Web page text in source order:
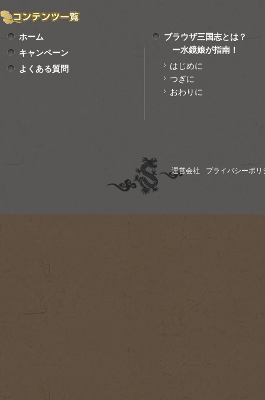
ホーム
キャンペーン
よくある質問
ブラウザ三国志とは？
ー水鏡娘が指南！
はじめに
つぎに
おわりに
運営会社 プライバシーポリ